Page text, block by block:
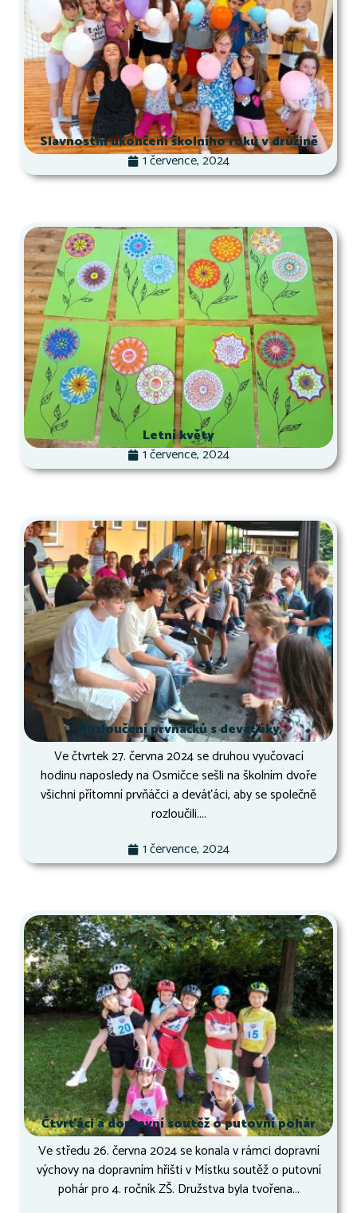
Slavnostní ukončení školního roku v družině
1 července, 2024
Letní květy
1 července, 2024
Rozloučení prvňáčků s deváťáky
Ve čtvrtek 27. června 2024 se druhou vyučovací
hodinu naposledy na Osmičce sešli na školním dvoře
všichni přítomní prvňáčci a deváťáci, aby se společně
rozloučili....
1 července, 2024
Čtvrťáci a dopravní soutěž o putovní pohár
Ve středu 26. června 2024 se konala v rámci dopravní
výchovy na dopravním hřišti v Místku soutěž o putovní
pohár pro 4. ročník ZŠ. Družstva byla tvořena...